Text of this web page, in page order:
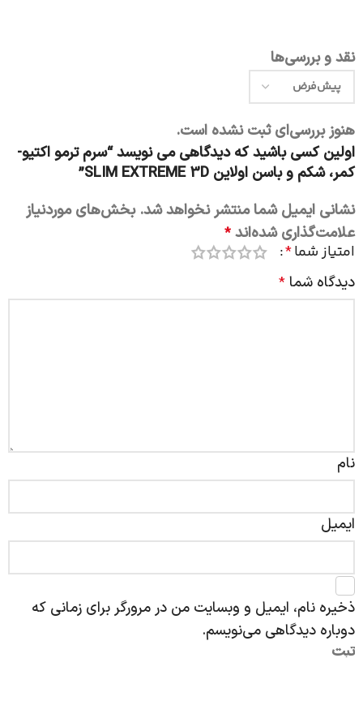
نقد و بررسی‌ها
هنوز بررسی‌ای ثبت نشده است.
اولین کسی باشید که دیدگاهی می نویسد “سرم ترمو اکتیو-
کمر، شکم و باسن اولاین SLIM EXTREME 3D”
نشانی ایمیل شما منتشر نخواهد شد. بخش‌های موردنیاز
علامت‌گذاری شده‌اند *
امتیاز شما*
دیدگاه شما *
نام
ایمیل
ذخیره نام، ایمیل و وبسایت من در مرورگر برای زمانی که
دوباره دیدگاهی می‌نویسم.